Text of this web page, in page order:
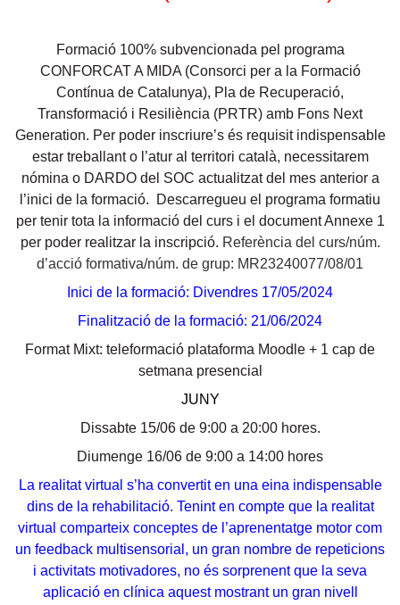
Formació 100% subvencionada pel programa
CONFORCAT A MIDA (Consorci per a la Formació
Contínua de Catalunya), Pla de Recuperació,
Transformació i Resiliència (PRTR) amb Fons Next
Generation. Per poder inscriure’s és requisit indispensable
estar treballant o l’atur al territori català, necessitarem
nómina o DARDO del SOC actualitzat del mes anterior a
l’inici de la formació. Descarregueu el programa formatiu
per tenir tota la informació del curs i el document Annexe 1
per poder realitzar la inscripció. Referència del curs/núm.
d’acció formativa/núm. de grup: MR23240077/08/01
Inici de la formació: Divendres 17/05/2024
Finalització de la formació: 21/06/2024
Format Mixt: teleformació plataforma Moodle + 1 cap de
setmana presencial
JUNY
Dissabte 15/06 de 9:00 a 20:00 hores.
Diumenge 16/06 de 9:00 a 14:00 hores
La realitat virtual s’ha convertit en una eina indispensable
dins de la rehabilitació. Tenint en compte que la realitat
virtual comparteix conceptes de l’aprenentatge motor com
un feedback multisensorial, un gran nombre de repeticions
i activitats motivadores, no és sorprenent que la seva
aplicació en clínica aquest mostrant un gran nivell